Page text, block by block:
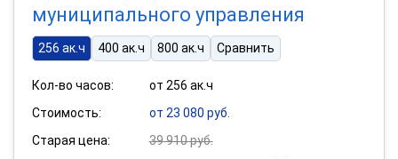
муниципального управления
256 ак.ч 400 ак.ч 800 ак.ч Сравнить
Кол-во часов:
от 256 ак.ч
Стоимость:
от 23 080 руб.
Старая цена:
39 910 руб.